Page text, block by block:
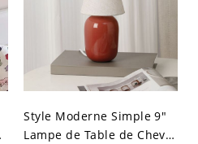
Style Moderne Simple 9"
Lampe de Table de Chevet